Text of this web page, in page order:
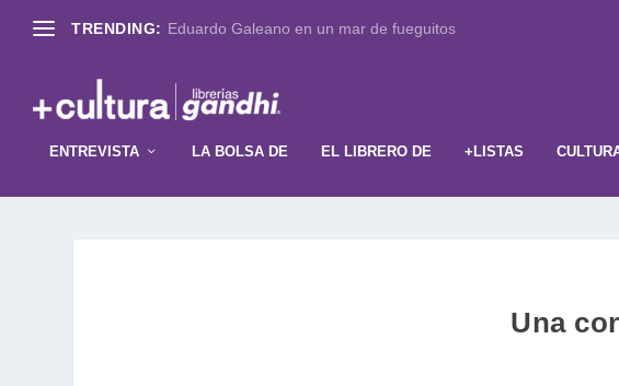
TRENDING: Eduardo Galeano en un mar de fueguitos
ENTREVISTA LA BOLSA DE EL LIBRERO DE +LISTAS
Una